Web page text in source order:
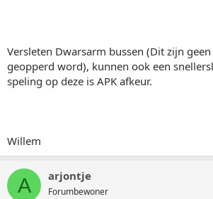
Versleten Dwarsarm bussen (Dit zijn
geopperd word), kunnen ook een
speling op deze is APK afkeur.
Willem
A arjontje
Forumbewoner